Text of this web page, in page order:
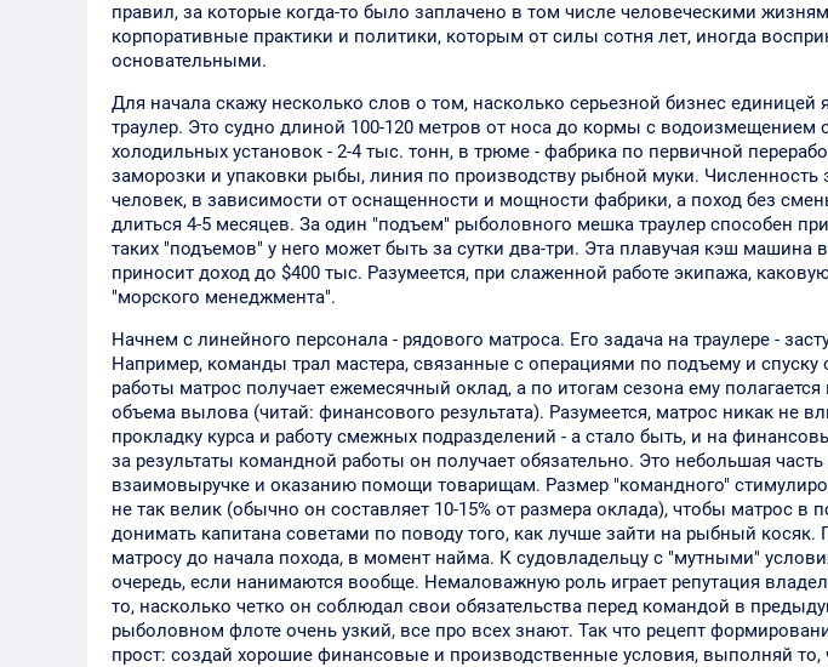
правил, за которые когда-то было заплачено в том числе человеческими
корпоративные практики и политики, которым от силы сотня лет, иногда
основательными.
Для начала скажу несколько слов о том, насколько серьезной бизнес
траулер. Это судно длиной 100-120 метров от носа до кормы с водоизмещением
холодильных установок - 2-4 тыс. тонн, в трюме - фабрика по первичной
заморозки и упаковки рыбы, линия по производству рыбной муки. Численность
человек, в зависимости от оснащенности и мощности фабрики, а поход без
длиться 4-5 месяцев. За один "подъем" рыболовного мешка траулер способен
таких "подъемов" у него может быть за сутки два-три. Эта плавучая кэш машина
приносит доход до $400 тыс. Разумеется, при слаженной работе экипажа,
"морского менеджмента".
Начнем с линейного персонала - рядового матроса. Его задача на траулере -
Например, команды трал мастера, связанные с операциями по подъему и
работы матрос получает ежемесячный оклад, а по итогам сезона ему
объема вылова (читай: финансового результата). Разумеется, матрос никак не
прокладку курса и работу смежных подразделений - а стало быть, и на
за результаты командной работы он получает обязательно. Это небольшая
взаимовыручке и оказанию помощи товарищам. Размер "командного"
не так велик (обычно он составляет 10-15% от размера оклада), чтобы матрос в
донимать капитана советами по поводу того, как лучше зайти на рыбный
матросу до начала похода, в момент найма. К судовладельцу с "мутными"
очередь, если нанимаются вообще. Немаловажную роль играет репутация
то, насколько четко он соблюдал свои обязательства перед командой в
рыболовном флоте очень узкий, все про всех знают. Так что рецепт
прост: создай хорошие финансовые и производственные условия, выполняй то,